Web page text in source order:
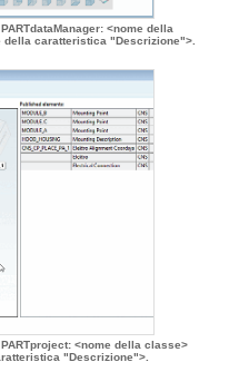
<nome della
della caratteristica "Descrizione">.
<nome della classe>
"Descrizione">.